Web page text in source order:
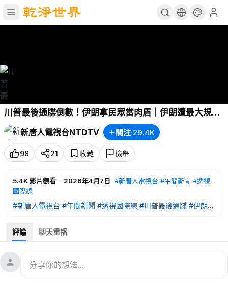
川普最後通牒倒數！伊朗拿民眾當肉盾｜伊朗遭最大規模
空襲｜ 馬興瑞落馬 中共三十年來最大政治亂局？｜鄭麗
文訪中將見習 黨員持青天白日旗與秋海棠地圖抗議｜
20260407(二)｜新唐人電視台
新唐人電視台NTDTV 關注·29.4K
98 21 收藏 檢舉
5.4K影片觀看 · 2026年4月7日 #新唐人電視台 #午間新聞 #透視
國際線
#新唐人電視台 #午間新聞 #透視國際線 #川普最後通牒 #伊朗空
川普最後通牒倒數！伊朗拿民眾當肉盾
伊朗遭最大規模空襲
鄭麗文訪中將見習 黨員持青天白日旗與秋海棠地圖抗議
-
評論 聊天重播